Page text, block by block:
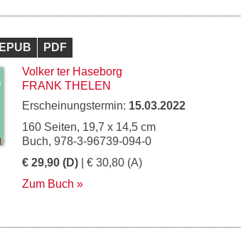
EPUB
PDF
Volker ter Haseborg
FRANK THELEN
Erscheinungstermin: 15.03.2022
160 Seiten, 19,7 x 14,5 cm
Buch, 978-3-96739-094-0
€ 29,90 (D) | € 30,80 (A)
Zum Buch